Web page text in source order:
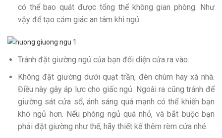
có thể bao quát được tổng thể không gian phòng. Như
vậy để tạo cảm giác an tâm khi ngủ.
Tránh đặt giường ngủ của bạn đối diện cửa ra vào.
Không đặt giường dưới quạt trần, đèn chùm hay xà nhà.
Điều này gây áp lực cho giấc ngủ. Ngoài ra cũng tránh để
giường sát cửa sổ, ánh sáng quá mạnh có thể khiến bạn
khó ngủ hơn. Nếu phòng ngủ quá nhỏ, và bắt buộc bạn
phải đặt giường như thế, hãy thiết kế thêm rèm cửa nhé.